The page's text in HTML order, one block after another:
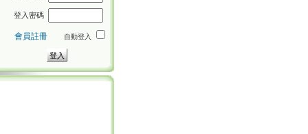
登入密碼
會員註冊 自動登入